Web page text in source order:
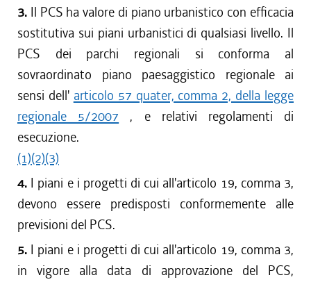
3. Il PCS ha valore di piano urbanistico con efficacia
sostitutiva sui piani urbanistici di qualsiasi livello. Il
PCS dei parchi regionali si conforma al
sovraordinato piano paesaggistico regionale ai
sensi dell' articolo 57 quater, comma 2, della legge
regionale 5/2007 , e relativi regolamenti di
esecuzione.
(1)(2)(3)
4. I piani e i progetti di cui all'articolo 19, comma 3,
devono essere predisposti conformemente alle
previsioni del PCS.
5. I piani e i progetti di cui all'articolo 19, comma 3,
in vigore alla data di approvazione del PCS,